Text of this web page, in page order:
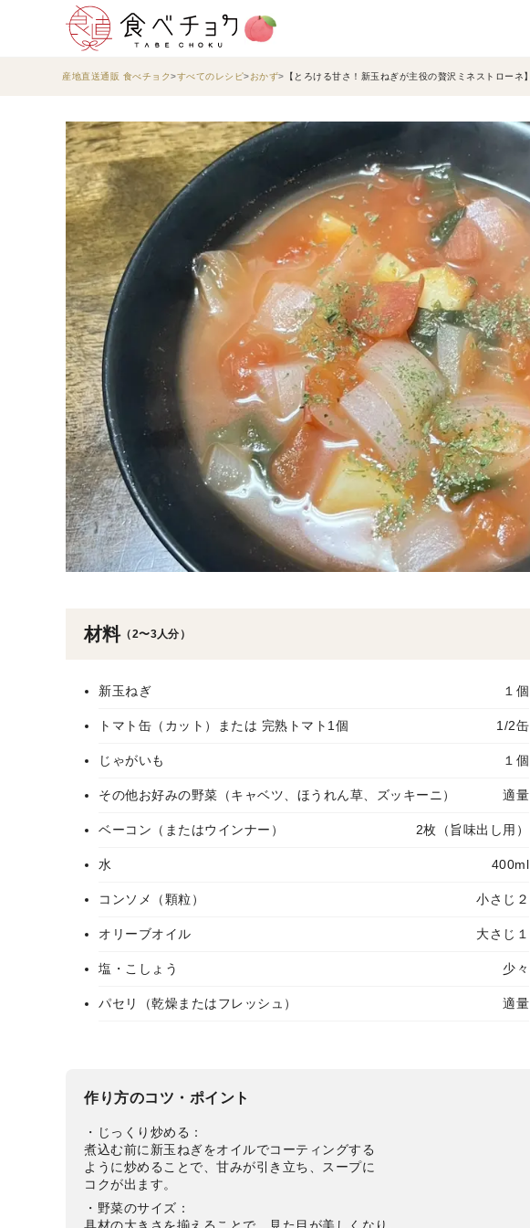
産地直送通販 食べチョク すべてのレシピ おかず 【とろける甘さ！新玉ねぎが主役の贅沢ミネストローネ】
材料（2〜3人分）
新玉ねぎ １個
トマト缶（カット）または 完熟トマト1個 1/2缶
じゃがいも １個
その他お好みの野菜（キャベツ、ほうれん草、ズッキーニ） 適量
ベーコン（またはウインナー） 2枚（旨味出し用）
水 400ml
コンソメ（顆粒） 小さじ２
オリーブオイル 大さじ１
塩・こしょう 少々
パセリ（乾燥またはフレッシュ） 適量
作り方のコツ・ポイント
・じっくり炒める：
煮込む前に新玉ねぎをオイルでコーティングする
ように炒めることで、甘みが引き立ち、スープに
コクが出ます。
・野菜のサイズ：
具材の大きさを揃えることで、見た目が美しくなり、